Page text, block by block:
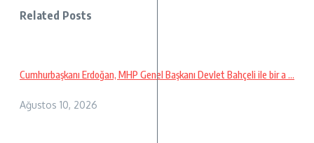
Related Posts
Cumhurbaşkanı Erdoğan, MHP Genel Başkanı Devlet Bahçeli ile bir a ...
Ağustos 10, 2026